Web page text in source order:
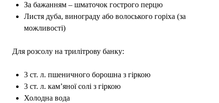
За бажанням – шматочок гострого перцю
Листя дуба, винограду або волоського горіха (за
можливості)
Для розсолу на трилітрову банку:
3 ст. л. пшеничного борошна з гіркою
3 ст. л. кам’яної солі з гіркою
Холодна вода